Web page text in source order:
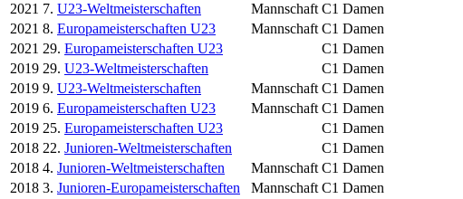
2021 7. U23-Weltmeisterschaften Mannschaft C1 Damen
2021 8. Europameisterschaften U23 Mannschaft C1 Damen
2021 29. Europameisterschaften U23
C1 Damen
2019 29. U23-Weltmeisterschaften
C1 Damen
2019 9. U23-Weltmeisterschaften Mannschaft C1 Damen
2019 6. Europameisterschaften U23 Mannschaft C1 Damen
2019 25. Europameisterschaften U23
C1 Damen
2018 22. Junioren-Weltmeisterschaften
C1 Damen
2018 4. Junioren-Weltmeisterschaften Mannschaft C1 Damen
2018 3. Junioren-Europameisterschaften Mannschaft C1 Damen